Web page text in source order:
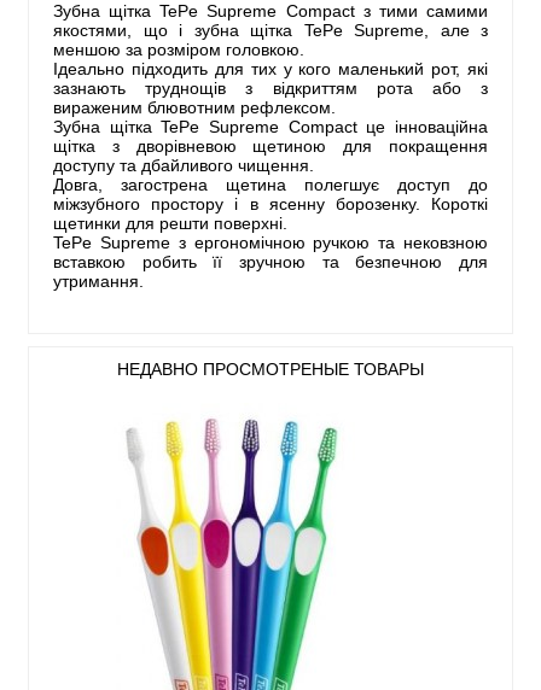
Зубна щітка TePe Supreme Compact з тими самими
якостями, що і зубна щітка TePe Supreme, але з
меншою за розміром головкою.
Ідеально підходить для тих у кого маленький рот, які
зазнають труднощів з відкриттям рота або з
вираженим блювотним рефлексом.
Зубна щітка TePe Supreme Compact це інноваційна
щітка з дворівневою щетиною для покращення
доступу та дбайливого чищення.
Довга, загострена щетина полегшує доступ до
міжзубного простору і в ясенну борозенку. Короткі
щетинки для решти поверхні.
TePe Supreme з ергономічною ручкою та нековзною
вставкою робить її зручною та безпечною для
утримання.
НЕДАВНО ПРОСМОТРЕНЫЕ ТОВАРЫ